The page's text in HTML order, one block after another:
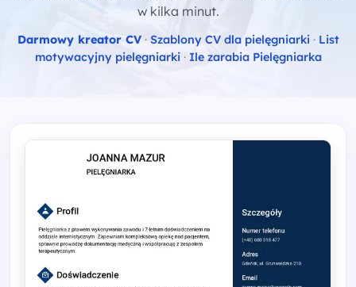
w kilka minut.
Darmowy kreator CV · Szablony CV dla pielęgniarki · List
motywacyjny pielęgniarki · Ile zarabia Pielęgniarka